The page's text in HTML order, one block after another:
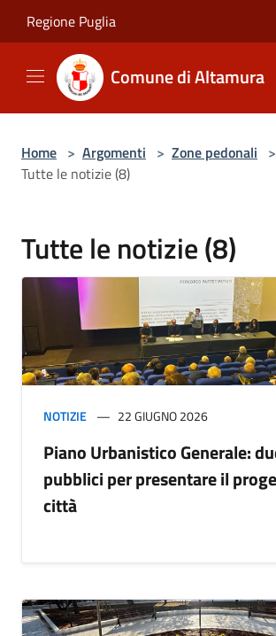
Regione Puglia
Comune di Altamura
Home > Argomenti > Zone pedonali >
Tutte le notizie (8)
Tutte le notizie (8)
NOTIZIE 22 GIUGNO 2026
Piano Urbanistico Generale:
pubblici per presentare il
città